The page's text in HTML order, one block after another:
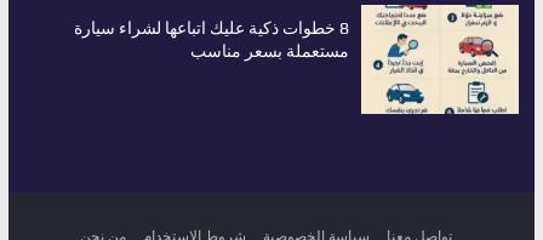
8 خطوات ذكية عليك اتباعها لشراء سيارة
مستعملة بسعر مناسب
تواصل معنا سياسة الخصوصية شروط الاستخدام من نحن